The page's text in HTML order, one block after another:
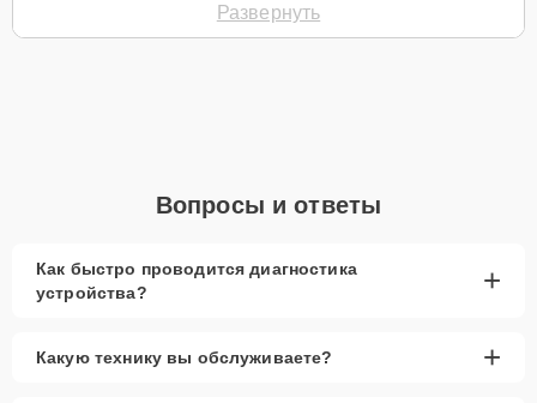
профилактика
Проблемы с электроникой- возникают из-за
Неисправности дисплея
Правильный уход и регулярное техническое обслуживание могут
значительно продлить срок службы вашего пианино.
Развернуть
Вопросы и ответы
Как быстро проводится диагностика
устройства?
+
Какую технику вы обслуживаете? +